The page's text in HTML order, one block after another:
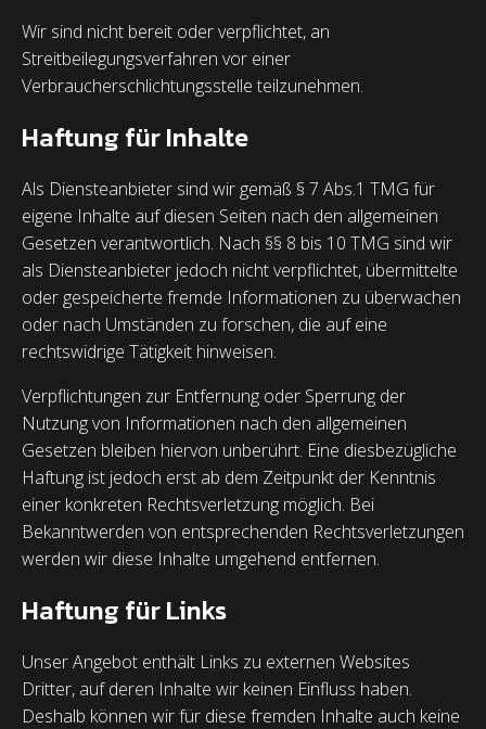
Wir sind nicht bereit oder verpflichtet, an
Streitbeilegungsverfahren vor einer
Verbraucherschlichtungsstelle teilzunehmen.
Haftung für Inhalte
Als Diensteanbieter sind wir gemäß § 7 Abs.1 TMG für
eigene Inhalte auf diesen Seiten nach den allgemeinen
Gesetzen verantwortlich. Nach §§ 8 bis 10 TMG sind wir
als Diensteanbieter jedoch nicht verpflichtet, übermittelte
oder gespeicherte fremde Informationen zu überwachen
oder nach Umständen zu forschen, die auf eine
rechtswidrige Tätigkeit hinweisen.
Verpflichtungen zur Entfernung oder Sperrung der
Nutzung von Informationen nach den allgemeinen
Gesetzen bleiben hiervon unberührt. Eine diesbezügliche
Haftung ist jedoch erst ab dem Zeitpunkt der Kenntnis
einer konkreten Rechtsverletzung möglich. Bei
Bekanntwerden von entsprechenden Rechtsverletzungen
werden wir diese Inhalte umgehend entfernen.
Haftung für Links
Unser Angebot enthält Links zu externen Websites
Dritter, auf deren Inhalte wir keinen Einfluss haben.
Deshalb können wir für diese fremden Inhalte auch keine